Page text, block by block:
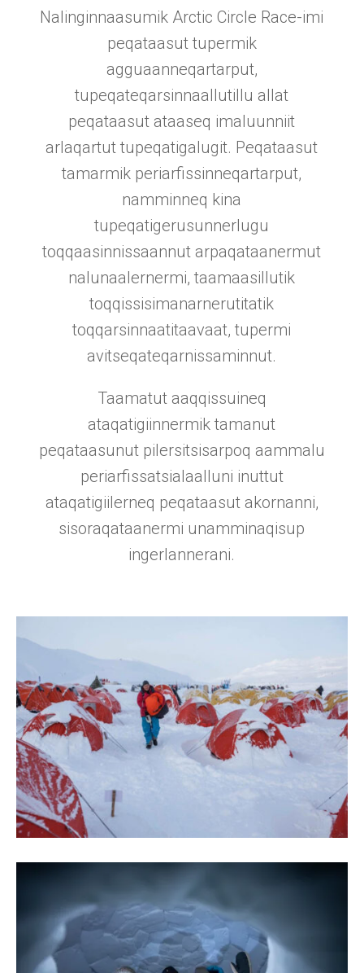
Nalinginnaasumik Arctic Circle Race-imi
peqataasut tupermik
agguaanneqartarput,
tupeqateqarsinnaallutillu allat
peqataasut ataaseq imaluunniit
arlaqartut tupeqatigalugit. Peqataasut
tamarmik periarfissinneqartarput,
namminneq kina
tupeqatigerusunnerlugu
toqqaasinnissaannut arpaqataanermut
nalunaalernermi, taamaasillutik
toqqissisimanarnerutitatik
toqqarsinnaatitaavaat, tupermi
avitseqateqarnissaminnut.
Taamatut aaqqissuineq
ataqatigiinnermik tamanut
peqataasunut pilersitsisarpoq aammalu
periarfissatsialaalluni inuttut
ataqatigiilerneq peqataasut akornanni,
sisoraqataanermi unamminaqisup
ingerlannerani.